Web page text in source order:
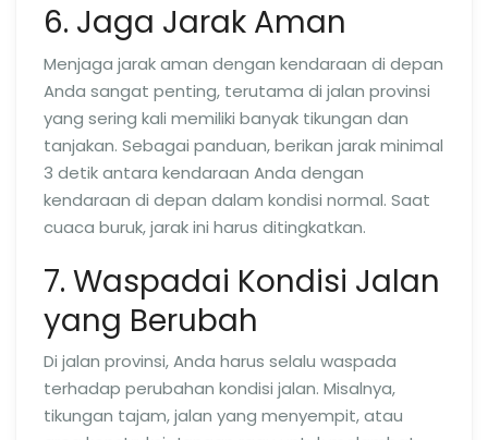
6. Jaga Jarak Aman
Menjaga jarak aman dengan kendaraan di depan
Anda sangat penting, terutama di jalan provinsi
yang sering kali memiliki banyak tikungan dan
tanjakan. Sebagai panduan, berikan jarak minimal
3 detik antara kendaraan Anda dengan
kendaraan di depan dalam kondisi normal. Saat
cuaca buruk, jarak ini harus ditingkatkan.
7. Waspadai Kondisi Jalan
yang Berubah
Di jalan provinsi, Anda harus selalu waspada
terhadap perubahan kondisi jalan. Misalnya,
tikungan tajam, jalan yang menyempit, atau